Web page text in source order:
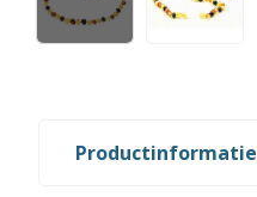
Productinformatie